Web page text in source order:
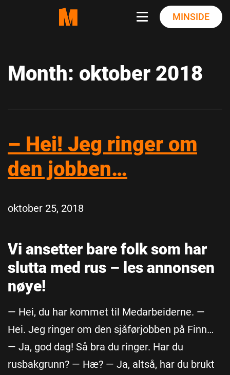
MINSIDE
Month: oktober 2018
– Hei! Jeg ringer om
den jobben…
oktober 25, 2018
Vi ansetter bare folk som har
slutta med rus – les annonsen
nøye!
— Hei, du har kommet til Medarbeiderne. —
Hei. Jeg ringer om den sjåførjobben på Finn…
— Ja, god dag! Så bra du ringer. Har du
rusbakgrunn? — Hæ? — Ja, altså, har du brukt